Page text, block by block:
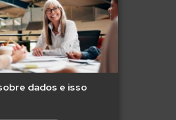
dados e isso